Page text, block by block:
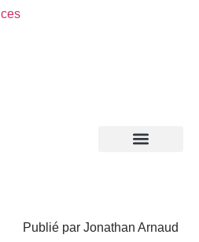
Publié par Jonathan Arnaud